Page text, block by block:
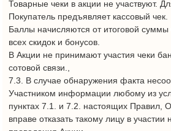
разместив в сети на Интренет-сайте: https://tkmall.ru/.
9.8.Организатор не несёт ответственности за действия
(бездействия), а также ошибки Участников Акции.
9.9. Организатор имеет право на своё усмотрение в
одностороннем порядке запретить дальнейшее участие в
настоящей Акции любому лицу, которое действует в
намерением оскорблять, угрожать или причинять
беспокойство любому иному лицу, которое может быть
связано с настоящей Акцией.
9.10. В случае утраты или порчи приза Участником Акции
Организатор Акции не несет никакой ответственности.
9.11. Организатор Акции оставляет за собой право не